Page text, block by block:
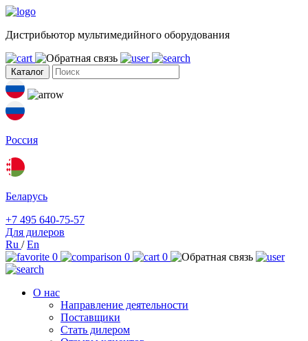
Дистрибьютор мультимедийного оборудования
Каталог
Россия
Беларусь
+7 495 640-75-57
Для дилеров
Ru /En
0
0 0
О нас
Направление деятельности
Поставщики
Стать дилером